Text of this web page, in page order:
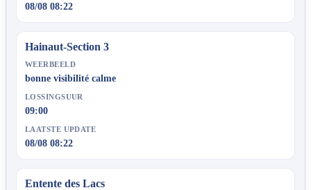
08/08 08:22
Hainaut-Section 3
WEERBEELD
bonne visibilité calme
LOSSINGSUUR
09:00
LAATSTE UPDATE
08/08 08:22
Entente des Lacs